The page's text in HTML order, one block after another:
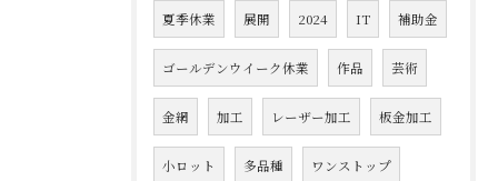
夏季休業 展開 2024 IT 補助金
ゴールデンウイーク休業 作品 芸術
金網 加工 レーザー加工 板金加工
小ロット 多品種 ワンストップ